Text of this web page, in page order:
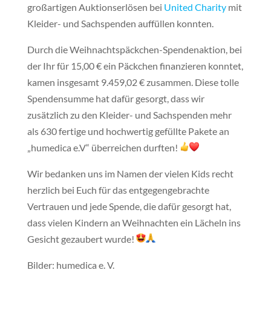
großartigen Auktionserlösen bei United Charitymit
Kleider- und Sachspenden auffüllen konnten.
Durch die Weihnachtspäckchen-Spendenaktion, bei
der Ihr für 15,00 € ein Päckchen finanzieren konntet,
kamen insgesamt 9.459,02 € zusammen. Diese tolle
Spendensumme hat dafür gesorgt, dass wir
zusätzlich zu den Kleider- und Sachspenden mehr
als 630 fertige und hochwertig gefüllte Pakete an
„humedica e.V“ überreichen durften!
Wir bedanken uns im Namen der vielen Kids recht
herzlich bei Euch für das entgegengebrachte
Vertrauen und jede Spende, die dafür gesorgt hat,
dass vielen Kindern an Weihnachten ein Lächeln ins
Gesicht gezaubert wurde!
Bilder: humedica e. V.